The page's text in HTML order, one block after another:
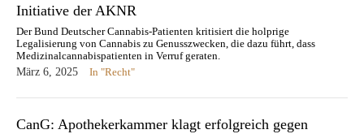
Initiative der AKNR
Der Bund Deutscher Cannabis-Patienten kritisiert die holprige
Legalisierung von Cannabis zu Genusszwecken, die dazu führt, dass
Medizinalcannabispatienten in Verruf geraten.
März 6, 2025
In "Recht"
CanG: Apothekerkammer klagt erfolgreich gegen